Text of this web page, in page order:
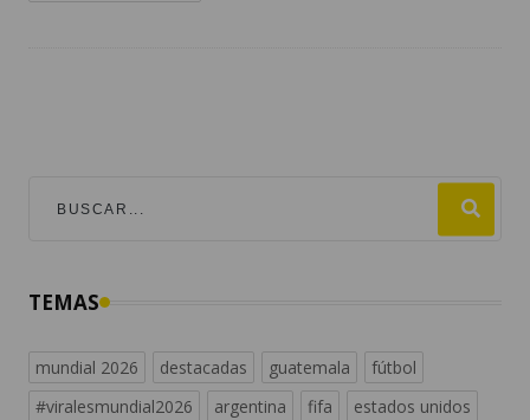
TEMAS
mundial 2026 destacadas guatemala
fútbol
#viralesmundial2026
argentina fifa estados unidos